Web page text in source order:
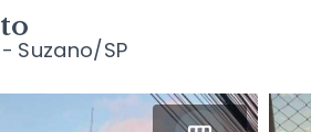
Suzano/SP